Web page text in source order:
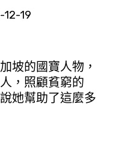
19
坡的國寶人物，
，照顧貧窮的
她幫助了這麼多